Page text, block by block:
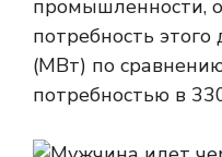
промышленности,
потребность
(МВт) по
потребностью в